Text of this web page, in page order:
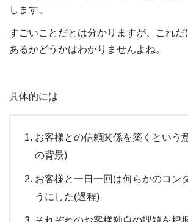
します。
すごいことだとは分かりますが、これ
あるかどうかはわかりませんよね。
具体的には
お客様との信頼関係を築くという
の背景)
お客様と一日一回は何らかのコン
うにした(過程)